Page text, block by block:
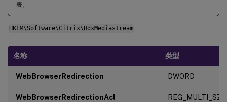
表。
HKLM\Software\Citrix\HdxMediastream
名称 类型
WebBrowserRedirection DWORD
WebBrowserRedirectionAcl REG_MULTI_SZ